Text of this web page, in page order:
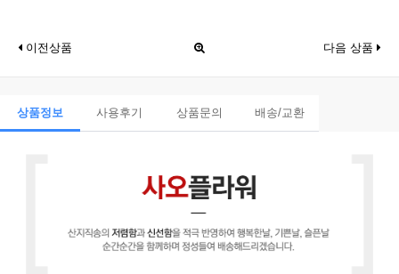
이전상품 다음 상품
상품정보 사용후기 상품문의 배송/교환